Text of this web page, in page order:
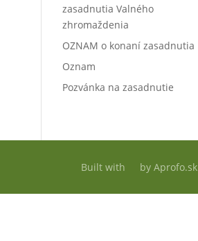
zasadnutia Valného
zhromaždenia
OZNAM o konaní zasadnutia
Oznam
Pozvánka na zasadnutie
Built with by Aprofo.sk